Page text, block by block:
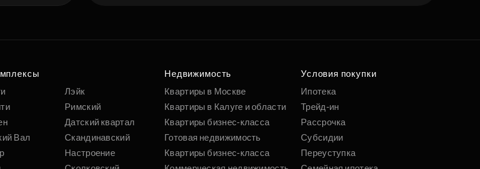
Вал
Лэйк
Римский
Датский квартал
Скандинавский
Настроение
Недвижимость
Квартиры в Москве
Квартиры в Калуге и области
Квартиры бизнес-класса
Готовая недвижимость
Квартиры бизнес-класса
Условия покупки
Ипотека
Трейд-ин
Рассрочка
Субсидии
Переуступка